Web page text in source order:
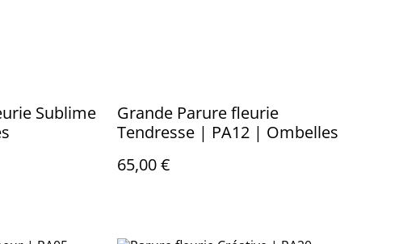
Sublime
Grande Parure fleurie
Tendresse | PA12 | Ombelles
65,00 €